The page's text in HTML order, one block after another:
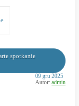
spotkanie
Opublikowano
w
09 gru 2025
Autor: admin